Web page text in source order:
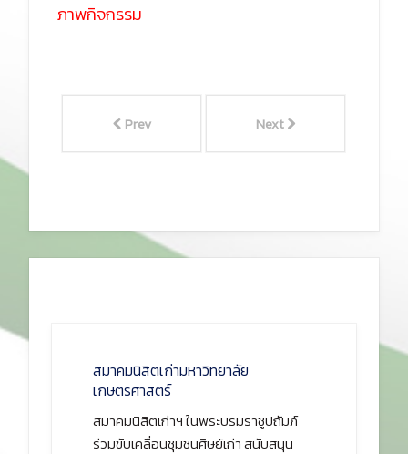
ภาพกิจกรรม
Prev Next
สมาคมนิสิตเก่ามหาวิทยาลัย
เกษตรศาสตร์
สมาคมนิสิตเก่าฯ ในพระบรมราชูปถัมภ์
ร่วมขับเคลื่อนชุมชนศิษย์เก่า สนับสนุน